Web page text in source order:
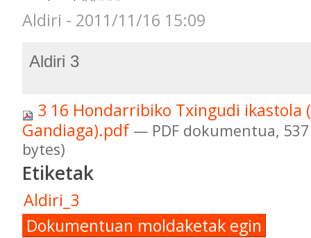
Aldiri - 2011/11/16 15:09
Aldiri 3
3 16 Hondarribiko Txingudi ikastola
Gandiaga).pdf — PDF dokumentua, 537
bytes)
Etiketak
Aldiri_3
Dokumentuan moldaketak egin